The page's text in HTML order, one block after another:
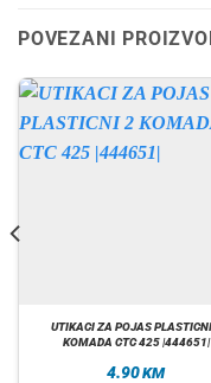
POVEZANI
UTIKACI ZA POJAS
KOMADA CTC 425 |444651|
4.90KM